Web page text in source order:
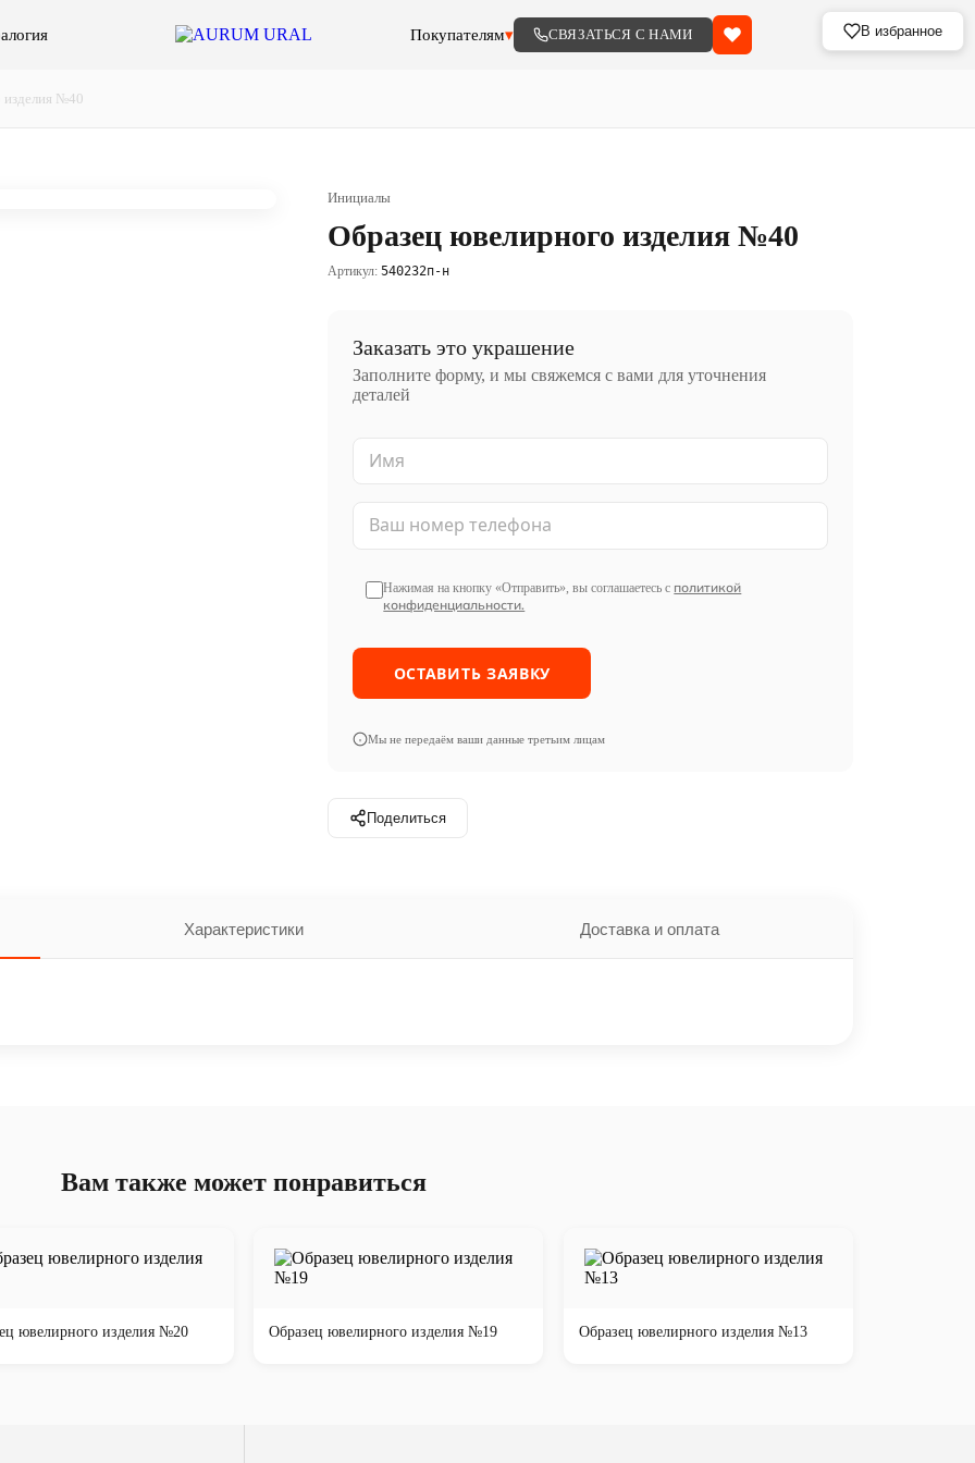
Покупателям▾ СВЯЗАТЬСЯ С НАМИ
изделия №40
Инициалы
Образец ювелирного изделия №40
Артикул: 540232п-н
Заказать это украшение
Заполните форму, и мы свяжемся с вами для уточнения
деталей
Нажимая на кнопку «Отправить», вы соглашаетесь с политикой
конфиденциальности.
Мы не передаём ваши данные третьим лицам
В избранное
Поделиться
Характеристики Доставка и оплата
Вам также может понравиться
ювелирного изделия №20 Образец ювелирного изделия №19 Образец ювелирного изделия №13